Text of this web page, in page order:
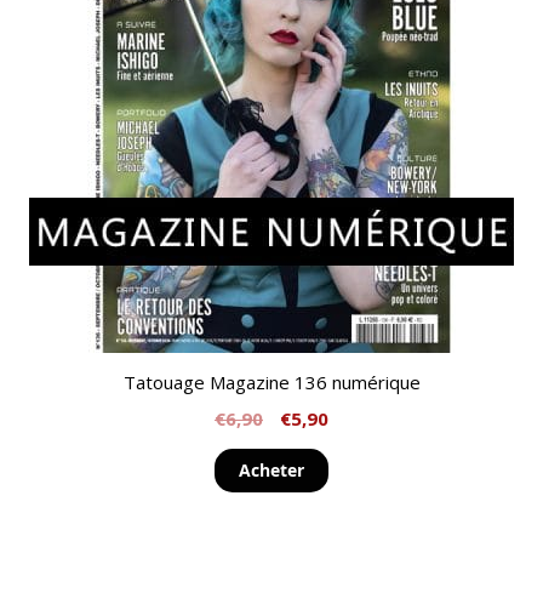
Tatouage Magazine 136 numérique
€6,90 €5,90
Acheter